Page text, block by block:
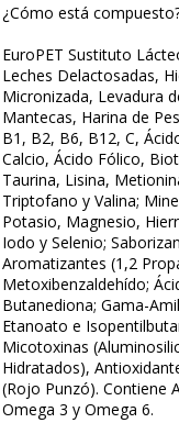
¿Cómo está
EuroPET Sustituto
Leches Delactosadas,
Micronizada, Levadura
Mantecas, Harina de
B1, B2, B6, B12, C,
Calcio, Ácido Fólico,
Taurina, Lisina,
Triptofano y Valina;
Potasio, Magnesio,
Iodo y Selenio;
Aromatizantes (1,2
Metoxibenzaldehído;
Butanediona; Gama-
Etanoato e
Micotoxinas
Hidratados),
(Rojo Punzó). Contiene
Omega 3 y Omega 6.